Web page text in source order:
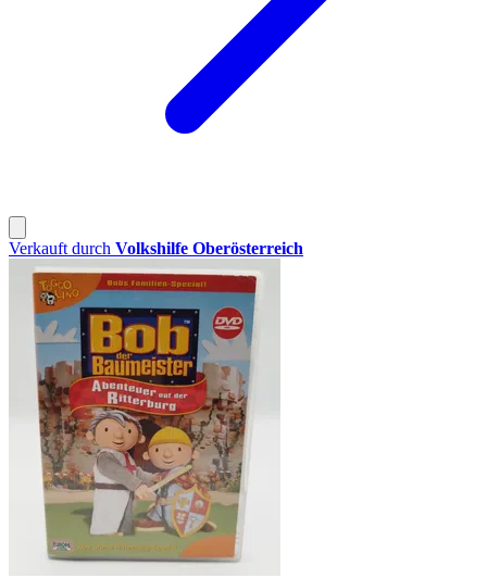
Verkauft durch Volkshilfe Oberösterreich